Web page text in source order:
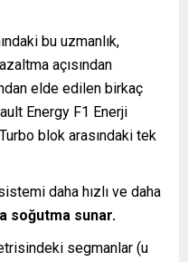
bu uzmanlık,
açısından
elde edilen birkaç
Energy F1 Enerji
blok arasındaki tek
daha hızlı ve daha
soğutma sunar.
segmanlar (u